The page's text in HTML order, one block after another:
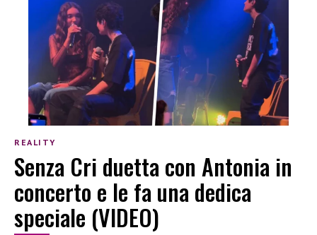
REALITY
Senza Cri duetta con Antonia in
concerto e le fa una dedica
speciale (VIDEO)